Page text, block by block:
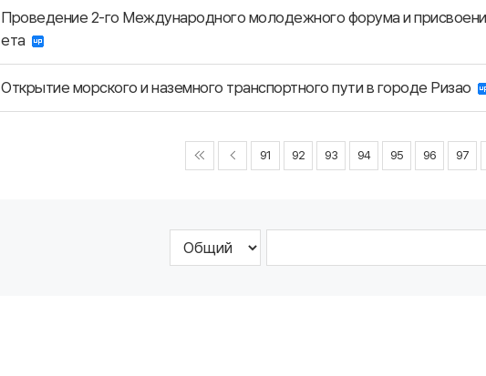
Проведение 2-го Международного молодежного форума и
ета
Открытие морского и наземного транспортного пути в городе Ризао
91 92 93 94 95 96 97